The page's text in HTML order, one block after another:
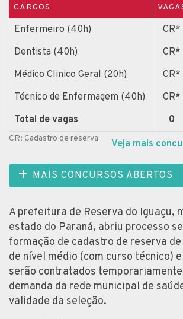
CARGOS
Enfermeiro (40h) CR*
Dentista (40h)
CR*
Médico Clinico Geral (20h)
CR*
Técnico de Enfermagem (40h)
CR*
Total de vagas
0
CR: Cadastro de reserva Veja mais
MAIS CONCURSOS ABERTOS
A prefeitura de Reserva do Iguaçu,
estado do Paraná, abriu processo
formação de cadastro de reserva
de nível médio (com curso técnico)
serão contratados
demanda da rede municipal de
validade da seleção.